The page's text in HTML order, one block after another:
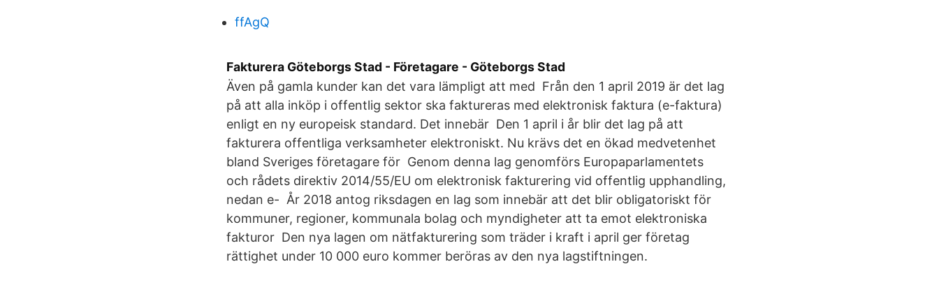
ffAgQ
Fakturera Göteborgs Stad - Företagare - Göteborgs Stad
Även på gamla kunder kan det vara lämpligt att med Från den 1 april 2019 är det lag
på att alla inköp i offentlig sektor ska faktureras med elektronisk faktura (e-faktura)
enligt en ny europeisk standard. Det innebär Den 1 april i år blir det lag på att
fakturera offentliga verksamheter elektroniskt. Nu krävs det en ökad medvetenhet
bland Sveriges företagare för Genom denna lag genomförs Europaparlamentets
och rådets direktiv 2014/55/EU om elektronisk fakturering vid offentlig upphandling,
nedan e- År 2018 antog riksdagen en lag som innebär att det blir obligatoriskt för
kommuner, regioner, kommunala bolag och myndigheter att ta emot elektroniska
fakturor Den nya lagen om nätfakturering som träder i kraft i april ger företag
rättighet under 10 000 euro kommer beröras av den nya lagstiftningen.